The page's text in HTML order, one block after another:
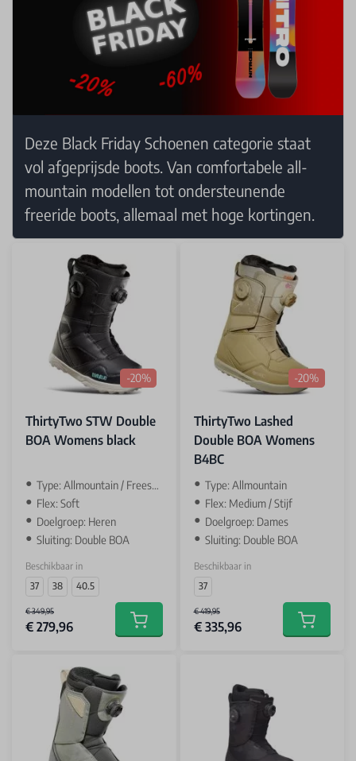
Deze Black Friday Schoenen categorie staat
vol afgeprijsde boots. Van comfortabele all-
mountain modellen tot ondersteunende
freeride boots, allemaal met hoge kortingen.
-20%
ThirtyTwo STW Double
BOA Womens black
Type: Allmountain / Freestyle
Flex: Soft
Doelgroep: Heren
Sluiting: Double BOA
Beschikbaar in
37
38 40.5
€ 349,95
€ 279,96 Add to cart
-20%
ThirtyTwo Lashed
Double BOA Womens
B4BC
Type: Allmountain
Flex: Medium / Stijf
Doelgroep: Dames
Sluiting: Double BOA
Beschikbaar in
37
€ 419,95
€ 335,96 Add to